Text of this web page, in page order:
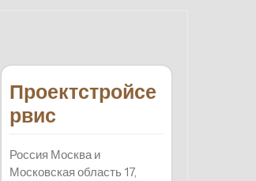
Проектстройсе
рвис
Россия Москва и
Московская область 17,